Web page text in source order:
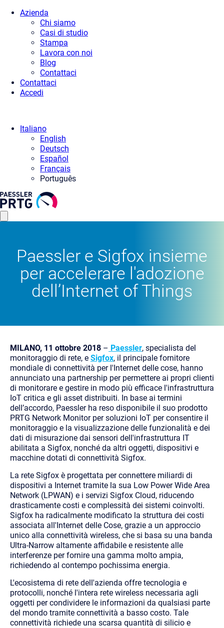
Azienda
Chi siamo
Casi di studio
Stampa
Lavora con noi
Blog
Contattaci
Contattaci
Accedi
Italiano
English
Deutsch
Español
Français
Português
Paessler e Sigfox insieme
per accelerare l'adozione
dell’Internet of Things
MILANO, 11 ottobre 2018 – Paessler, specialista del
monitoraggio di rete, e Sigfox, il principale fornitore
mondiale di connettività per l'Internet delle cose, hanno
annunciato una partnership per permettere ai propri clienti
di monitorare e gestire in modo più efficace l'infrastruttura
IoT critica e gli asset distribuiti. In base ai termini
dell’accordo, Paessler ha reso disponibile il suo prodotto
PRTG Network Monitor per soluzioni IoT per consentire il
monitoraggio e la visualizzazione delle funzionalità e dei
dati di misurazione dai sensori dell'infrastruttura IT
abilitata a Sigfox, nonché da altri oggetti, dispositivi e
macchine dotati di connettività Sigfox.
La rete Sigfox è progettata per connettere miliardi di
dispositivi a Internet tramite la sua Low Power Wide Area
Network (LPWAN) e i servizi Sigfox Cloud, riducendo
drasticamente costi e complessità dei sistemi coinvolti.
Sigfox ha radicalmente modificato la struttura dei costi
associata all'Internet delle Cose, grazie a un approccio
unico alla connettività wireless, che si basa su una banda
Ultra-Narrow altamente affidabile e resistente alle
interferenze per fornire una gamma molto ampia,
richiedendo al contempo pochissima energia.
L'ecosistema di rete dell'azienda offre tecnologia e
protocolli, nonché l'intera rete wireless necessaria agli
oggetti per condividere le informazioni da qualsiasi parte
del mondo tramite connettività a basso costo. Tale
connettività richiede una scarsa quantità di silicio e